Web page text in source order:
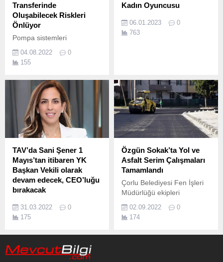
Transferinde
Oluşabilecek Riskleri
Önlüyor
Pompa sistemleri
Masdaf, ileri teknolojiye
sahip çözümleri ile çevreyi,
sağlığını korumaya devam
ediyor.
04.08.2022
0
155
Kadın Oyuncusu
06.01.2023
0
763
TAV’da Sani Şener 1
Mayıs’tan itibaren YK
Başkan Vekili olarak
devam edecek, CEO’luğu
bırakacak
TAV Havalimanları İcra
Kurulu Başkanı Sani Şener,
Yönetim Kurulu Başkan
31.03.2022
0
175
Özgün Sokak’ta Yol ve
Asfalt Serim Çalışmaları
Tamamlandı
Çorlu Belediyesi Fen İşleri
Müdürlüğü ekipleri
tarafından gerçekleştirilen
asfalt serim çalışmaları
kentin muhtelif noktalarında
02.09.2022
0
174